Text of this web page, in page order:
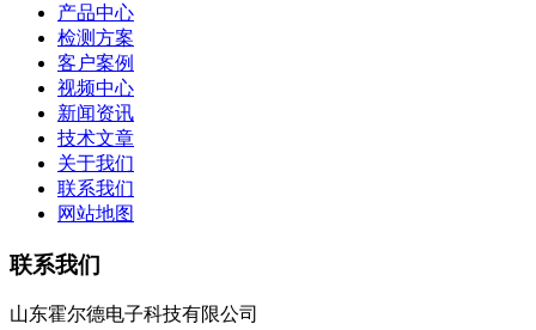
产品中心
检测方案
客户案例
视频中心
新闻资讯
技术文章
关于我们
联系我们
网站地图
联系我们
山东霍尔德电子科技有限公司